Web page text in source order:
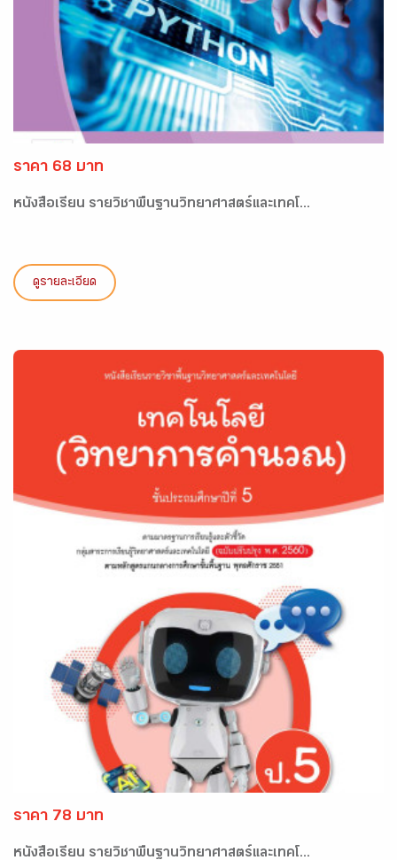
ราคา 68 บาท
หนังสือเรียน รายวิชาพื้นฐานวิทยาศาสตร์และเทคโ...
ดูรายละเอียด
ราคา 78 บาท
หนังสือเรียน รายวิชาพื้นฐานวิทยาศาสตร์และเทคโ...